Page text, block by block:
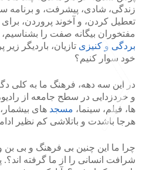
زندگی، شادی، پیشرفت، و برنامه
تعطیل کردن، و آخوند پروردن، برای
مفتخوران بیگانه صفت را بشناسیم، و
بردگی و کنیزی تازیان، باردیگر زیر
خود سوار کنیم؟
در این سه دهه، فرهنگ ما به
و خردزدایی در سطح جامعه از
ها، فیلم، سینما، مسجد های
هرجا باشدت و باتلاشی کم نظیر
چرا ما این چنین بی فرهنگ و بی بن
شرافت انسانی را از ما گرفته